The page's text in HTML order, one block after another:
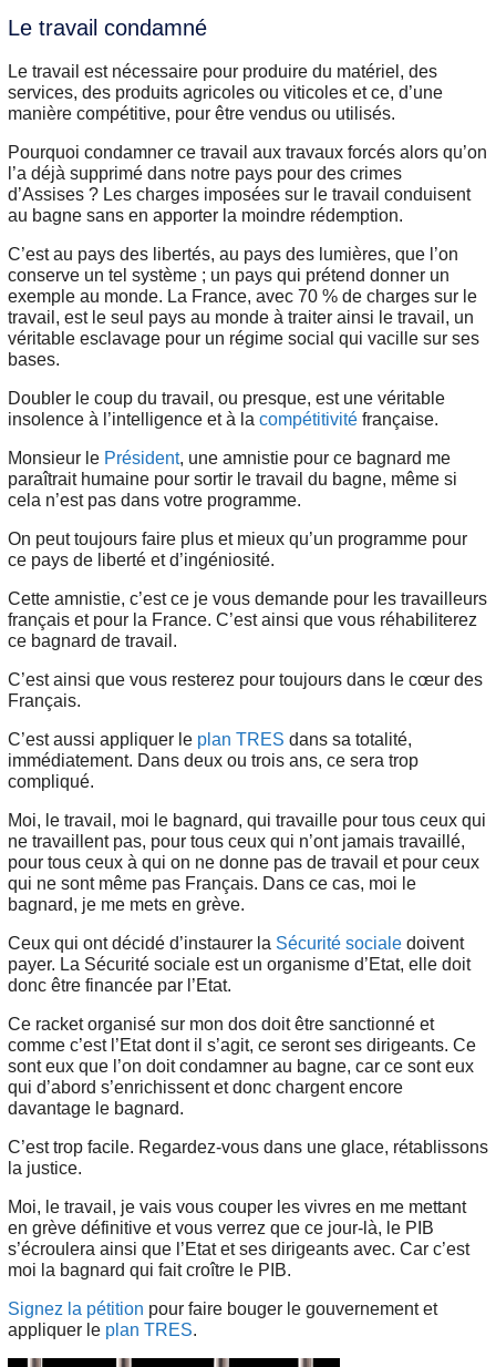
Le travail condamné
Le travail est nécessaire pour produire du matériel, des
services, des produits agricoles ou viticoles et ce, d’une
manière compétitive, pour être vendus ou utilisés.
Pourquoi condamner ce travail aux travaux forcés alors qu’on
l’a déjà supprimé dans notre pays pour des crimes
d’Assises ? Les charges imposées sur le travail conduisent
au bagne sans en apporter la moindre rédemption.
C’est au pays des libertés, au pays des lumières, que l’on
conserve un tel système ; un pays qui prétend donner un
exemple au monde. La France, avec 70 % de charges sur le
travail, est le seul pays au monde à traiter ainsi le travail, un
véritable esclavage pour un régime social qui vacille sur ses
bases.
Doubler le coup du travail, ou presque, est une véritable
insolence à l’intelligence et à la compétitivité française.
Monsieur le Président, une amnistie pour ce bagnard me
paraîtrait humaine pour sortir le travail du bagne, même si
cela n’est pas dans votre programme.
On peut toujours faire plus et mieux qu’un programme pour
ce pays de liberté et d’ingéniosité.
Cette amnistie, c’est ce je vous demande pour les travailleurs
français et pour la France. C’est ainsi que vous réhabiliterez
ce bagnard de travail.
C’est ainsi que vous resterez pour toujours dans le cœur des
Français.
C’est aussi appliquer le plan TRES dans sa totalité,
immédiatement. Dans deux ou trois ans, ce sera trop
compliqué.
Moi, le travail, moi le bagnard, qui travaille pour tous ceux qui
ne travaillent pas, pour tous ceux qui n’ont jamais travaillé,
pour tous ceux à qui on ne donne pas de travail et pour ceux
qui ne sont même pas Français. Dans ce cas, moi le
bagnard, je me mets en grève.
Ceux qui ont décidé d’instaurer la Sécurité sociale doivent
payer. La Sécurité sociale est un organisme d’Etat, elle doit
donc être financée par l’Etat.
Ce racket organisé sur mon dos doit être sanctionné et
comme c’est l’Etat dont il s’agit, ce seront ses dirigeants. Ce
sont eux que l’on doit condamner au bagne, car ce sont eux
qui d’abord s’enrichissent et donc chargent encore
davantage le bagnard.
C’est trop facile. Regardez-vous dans une glace, rétablissons
la justice.
Moi, le travail, je vais vous couper les vivres en me mettant
en grève définitive et vous verrez que ce jour-là, le PIB
s’écroulera ainsi que l’Etat et ses dirigeants avec. Car c’est
moi la bagnard qui fait croître le PIB.
Signez la pétition pour faire bouger le gouvernement et
appliquer le plan TRES.